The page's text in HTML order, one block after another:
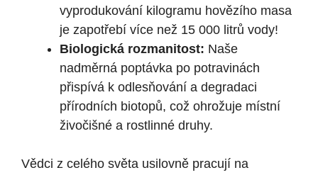
vyprodukování kilogramu hovězího masa
je zapotřebí více než 15 000 litrů vody!
Biologická rozmanitost: Naše
nadměrná poptávka po potravinách
přispívá k odlesňování a degradaci
přírodních biotopů, což ohrožuje místní
živočišné a rostlinné druhy.
Vědci z celého světa usilovně pracují na